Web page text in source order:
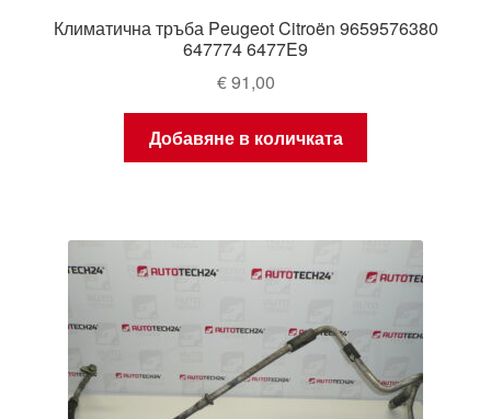
Климатична тръба Peugeot Citroën 9659576380
647774 6477E9
€91,00
Добавяне в количката